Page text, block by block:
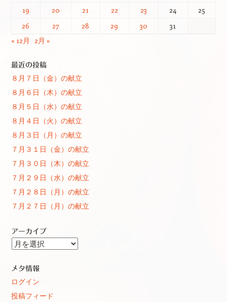
19
20 21 22 23 24
25
26
27 28 29 30
31
« 12月
2月 »
最近の投稿
８月７日（金）の献立
８月６日（木）の献立
８月５日（水）の献立
８月４日（火）の献立
８月３日（月）の献立
７月３１日（金）の献立
７月３０日（木）の献立
７月２９日（水）の献立
７月２８日（月）の献立
７月２７日（月）の献立
アーカイブ
ア
カ
イ
ブ
メタ情報
ログイン
投稿フィード